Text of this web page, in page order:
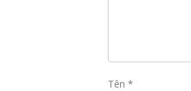
Tên *